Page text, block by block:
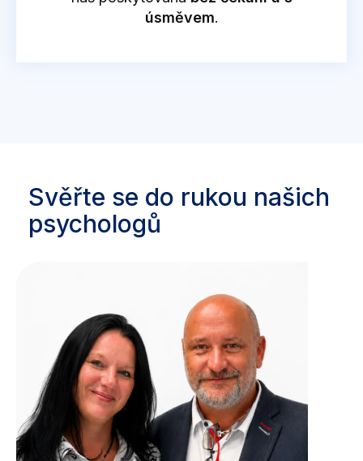
úsměvem.
Svěřte se do rukou našich
psychologů